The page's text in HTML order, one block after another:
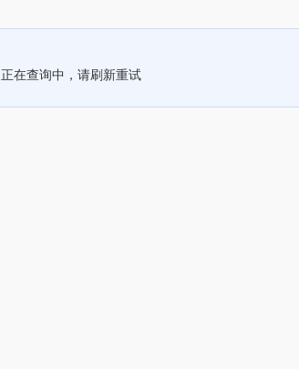
正在查询中，请刷新重试